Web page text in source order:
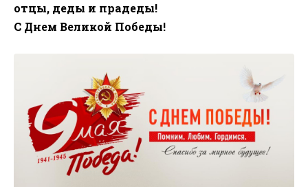
отцы, деды и прадеды!
С Днем Великой Победы!